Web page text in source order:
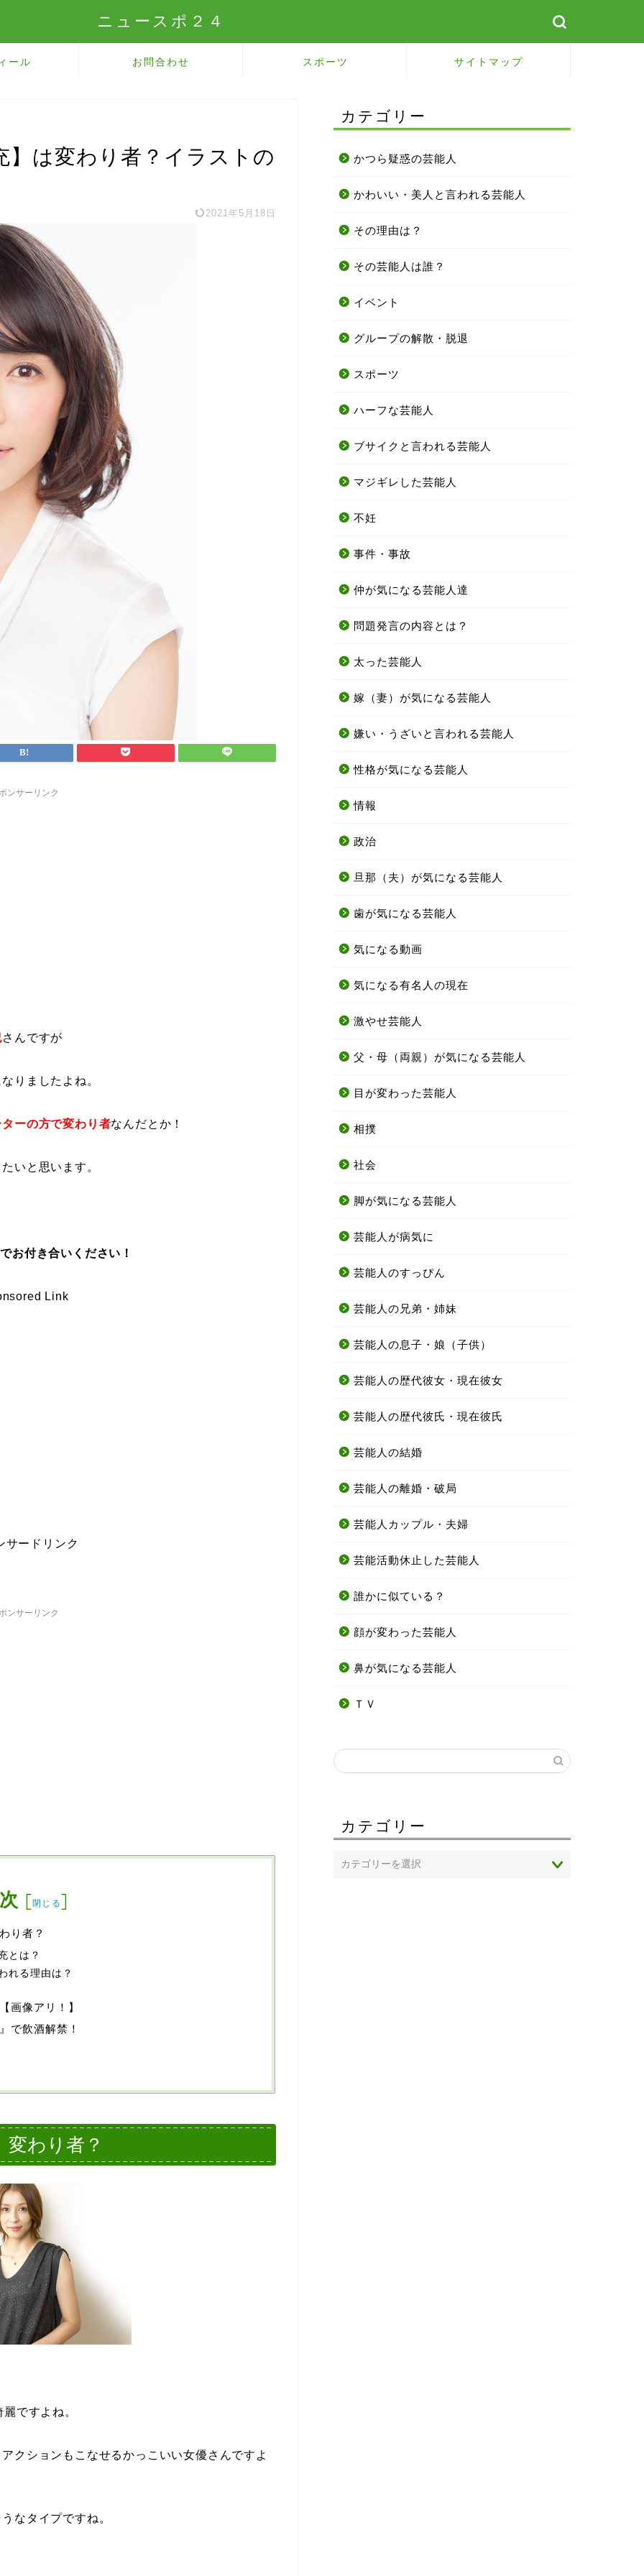
ニュースポ２４
ール お問合わせ スポーツ サイトマップ
】は変わり者？イラストの
2021年5月18日
ンサーリンク
さんですが
りましたよね。
ーの方で変わり者なんだとか！
いと思います。
お付き合いください！
Link
サードリンク
ンサーリンク
[閉じる]
り者？
とは？
れる理由は？
画像アリ！】
で飲酒解禁！
わり者？
ですよね。
クションもこなせるかっこいい女優さんですよ
なタイプですね。
カテゴリー
かつら疑惑の芸能人
かわいい・美人と言われる芸能人
その理由は？
その芸能人は誰？
イベント
グループの解散・脱退
スポーツ
ハーフな芸能人
ブサイクと言われる芸能人
マジギレした芸能人
不妊
事件・事故
仲が気になる芸能人達
問題発言の内容とは？
太った芸能人
嫁（妻）が気になる芸能人
嫌い・うざいと言われる芸能人
性格が気になる芸能人
情報
政治
旦那（夫）が気になる芸能人
歯が気になる芸能人
気になる動画
気になる有名人の現在
激やせ芸能人
父・母（両親）が気になる芸能人
目が変わった芸能人
相撲
社会
脚が気になる芸能人
芸能人が病気に
芸能人のすっぴん
芸能人の兄弟・姉妹
芸能人の息子・娘（子供）
芸能人の歴代彼女・現在彼女
芸能人の歴代彼氏・現在彼氏
芸能人の結婚
芸能人の離婚・破局
芸能人カップル・夫婦
芸能活動休止した芸能人
誰かに似ている？
顔が変わった芸能人
鼻が気になる芸能人
ＴＶ
カテゴリー